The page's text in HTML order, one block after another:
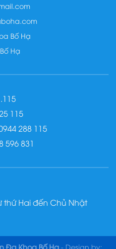
Bố Hạ
Hạ
115
288 115
596 831
thứ Hai đến Chủ Nhật
Đa Khoa Bố Hạ- Design by: